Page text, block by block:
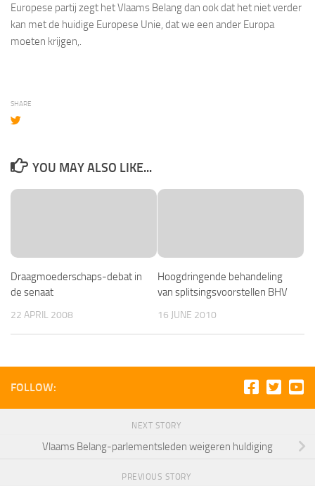
Europese partij zegt het Vlaams Belang dan ook dat het niet verder
kan met de huidige Europese Unie, dat we een ander Europa
moeten krijgen,.
SHARE
YOU MAY ALSO LIKE...
Draagmoederschaps-debat in
de senaat
22 APRIL 2008
Hoogdringende behandeling
van splitsingsvoorstellen BHV
16 JUNE 2010
FOLLOW:
NEXT STORY
Vlaams Belang-parlementsleden weigeren huldiging
PREVIOUS STORY